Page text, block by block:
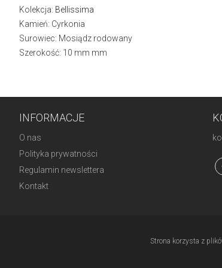
Kolekcja: Bellissima
Kamień: Cyrkonia
Surowiec: Mosiądz rodowany
Szerokość: 10 mm mm
INFORMACJE
O nas
Polityka prywatności
Regulamin newslettera
Kontakt
Strona korzysta z